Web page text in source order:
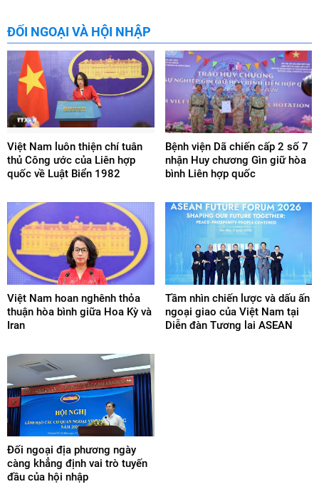
ĐỐI NGOẠI VÀ HỘI NHẬP
Việt Nam luôn thiện chí tuân
thủ Công ước của Liên hợp
quốc về Luật Biển 1982
Bệnh viện Dã chiến cấp 2 số 7
nhận Huy chương Gìn giữ hòa
bình Liên hợp quốc
Việt Nam hoan nghênh thỏa
thuận hòa bình giữa Hoa Kỳ và
Iran
Tầm nhìn chiến lược và dấu ấn
ngoại giao của Việt Nam tại
Diễn đàn Tương lai ASEAN
Đối ngoại địa phương ngày
càng khẳng định vai trò tuyến
đầu của hội nhập